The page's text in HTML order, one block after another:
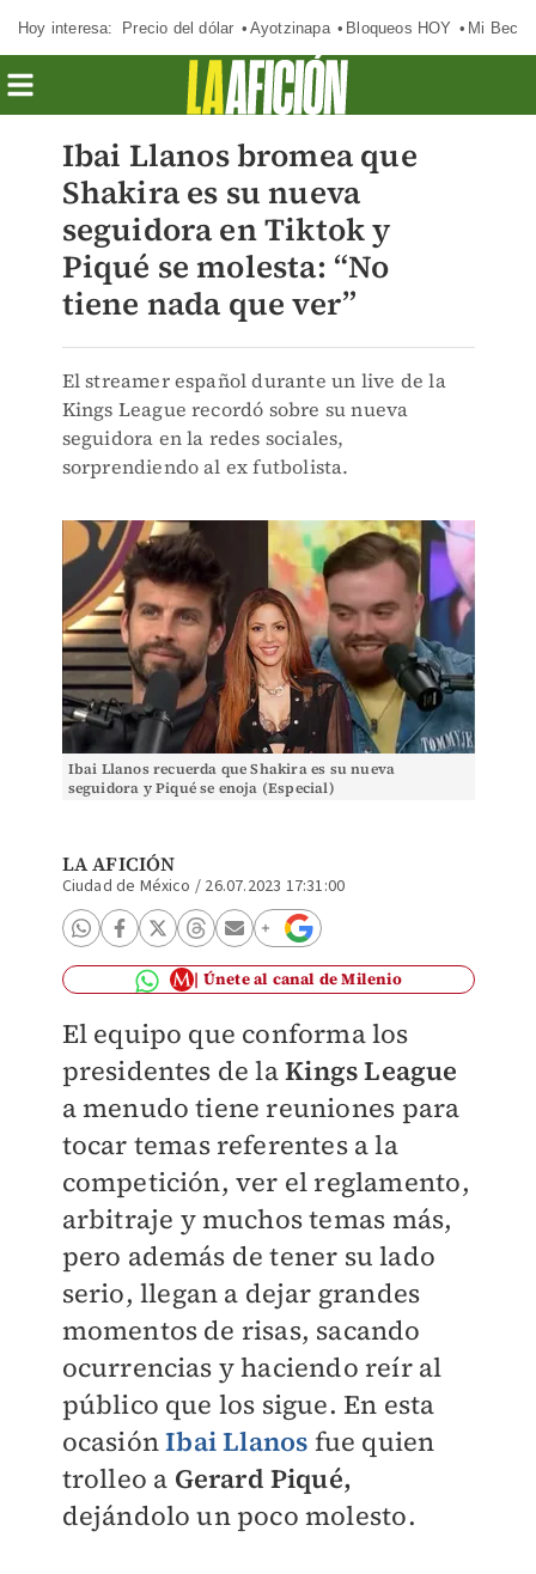
Hoy interesa: Precio del dólar Ayotzinapa Bloqueos HOY Mi Beca
Ibai Llanos bromea que
Shakira es su nueva
seguidora en Tiktok y
Piqué se molesta: “No
tiene nada que ver”
El streamer español durante un live de la
Kings League recordó sobre su nueva
seguidora en la redes sociales,
sorprendiendo al ex futbolista.
Ibai Llanos recuerda que Shakira es su nueva
seguidora y Piqué se enoja (Especial)
LA AFICIÓN
Ciudad de México / 26.07.2023 17:31:00
Únete al canal de Milenio
El equipo que conforma los
presidentes de laKings League
a menudo tiene reuniones para
tocar temas referentes a la
competición, ver el reglamento,
arbitraje y muchos temas más,
pero además de tener su lado
serio, llegan a dejar grandes
momentos de risas, sacando
ocurrencias y haciendo reír al
público que los sigue. En esta
ocasiónIbai Llanos fue quien
trolleo a Gerard Piqué,
dejándolo un poco molesto.